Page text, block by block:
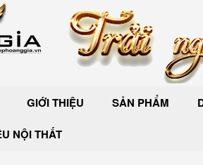
GIỚI THIỆU SẢN PHẨM
NỘI THẤT